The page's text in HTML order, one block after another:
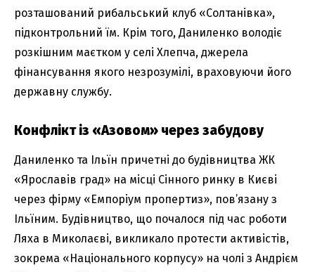
розташований рибальський клуб «Солтанівка»,
підконтрольний їм. Крім того, Даниленко володіє
розкішним маєтком у селі Хлепча, джерела
фінансування якого незрозумілі, враховуючи його
державну службу.
Конфлікт із «Азовом» через забудову
Даниленко та Ільїн причетні до будівництва ЖК
«Ярославів град» на місці Сінного ринку в Києві
через фірму «Емпоріум пропертиз», пов’язану з
Ільїним. Будівництво, що почалося під час роботи
Ляха в Миколаєві, викликало протести активістів,
зокрема «Національного корпусу» на чолі з Андрієм